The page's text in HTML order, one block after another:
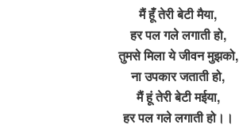
मैं हूँ तेरी बेटी मैया,
हर पल गले लगाती हो,
तुमसे मिला ये जीवन मुझको,
ना उपकार जताती हो,
मैं हूं तेरी बेटी मईया,
हर पल गले लगाती हो।।